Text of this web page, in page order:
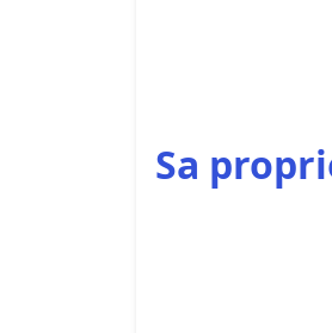
Sa